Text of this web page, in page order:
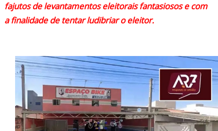
fajutos de levantamentos eleitorais fantasiosos e com
a finalidade de tentar ludibriar o eleitor.